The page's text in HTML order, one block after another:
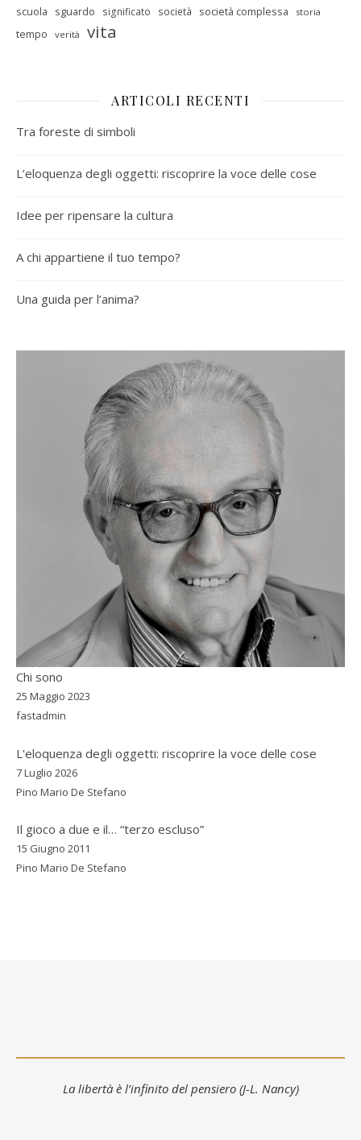
scuola sguardo significato società società complessa storia
tempo verità vita
ARTICOLI RECENTI
Tra foreste di simboli
L’eloquenza degli oggetti: riscoprire la voce delle cose
Idee per ripensare la cultura
A chi appartiene il tuo tempo?
Una guida per l’anima?
Chi sono
25 Maggio 2023
fastadmin
L'eloquenza degli oggetti: riscoprire la voce delle cose
7 Luglio 2026
Pino Mario De Stefano
Il gioco a due e il… “terzo escluso”
15 Giugno 2011
Pino Mario De Stefano
La libertà è l’infinito del pensiero (J-L. Nancy)